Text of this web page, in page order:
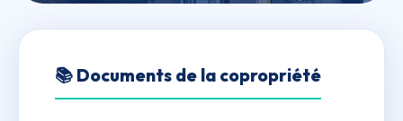
Le Jardin de Courteline
📚 Documents de la copropriété